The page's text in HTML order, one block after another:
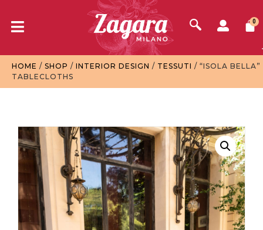
0
HOME / SHOP / INTERIOR DESIGN / TESSUTI / “ISOLA BELLA”
TABLECLOTHS